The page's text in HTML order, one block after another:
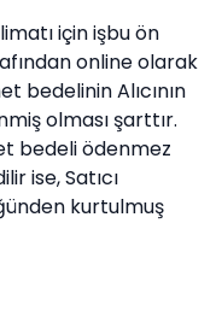
için işbu ön
online olarak
bedelinin Alıcının
olması şarttır.
bedeli ödenmez
ise, Satıcı
kurtulmuş